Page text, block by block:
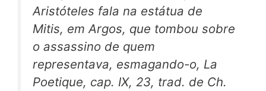
Aristóteles fala na estátua de
Mitis, em Argos, que tombou sobre
o assassino de quem
representava, esmagando-o, La
Poetique, cap. IX, 23, trad. de Ch.